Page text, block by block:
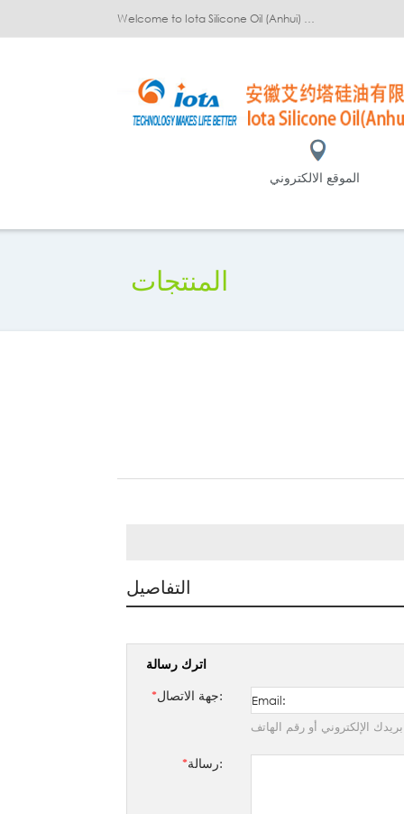
Welcome to Iota Silicone Oil (Anhui) Co., Ltd.!
المنتجات
التفاصيل
اترك رسالة
*
جهة الاتصال:
الإلكتروني أو رقم الهاتف
* رسالة: